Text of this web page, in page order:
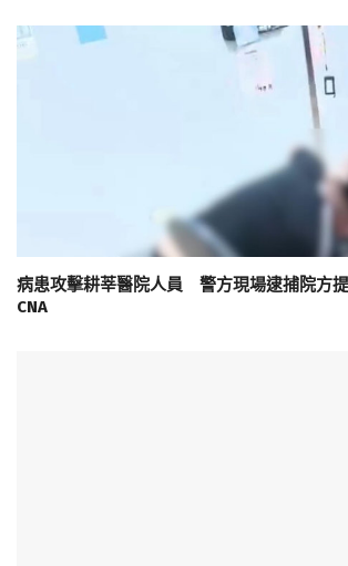
病患攻擊耕莘醫院人員 警方現場逮捕院方
CNA